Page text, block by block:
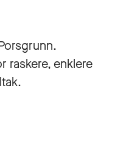
raskere, enklere